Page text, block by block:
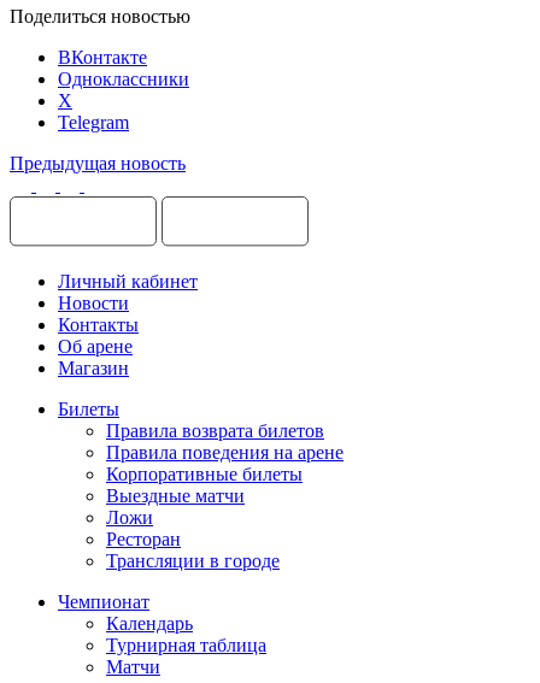
Поделиться новостью
ВКонтакте
Одноклассники
X
Telegram
Предыдущая новость
Личный кабинет
Новости
Контакты
Об арене
Магазин
Билеты
Правила возврата билетов
Правила поведения на арене
Корпоративные билеты
Выездные матчи
Ложи
Ресторан
Трансляции в городе
Чемпионат
Календарь
Турнирная таблица
Матчи